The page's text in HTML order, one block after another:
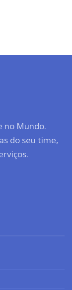
no Mundo.
do seu time,